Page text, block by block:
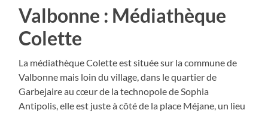
Valbonne : Médiathèque
Colette
La médiathèque Colette est située sur la commune de
Valbonne mais loin du village, dans le quartier de
Garbejaire au cœur de la technopole de Sophia
Antipolis, elle est juste à côté de la place Méjane, un lieu